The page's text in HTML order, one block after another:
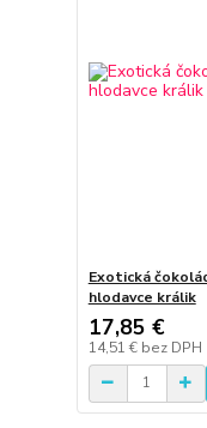
Exotická
hlodavce králik
17,85 €
14,51 € bez DPH